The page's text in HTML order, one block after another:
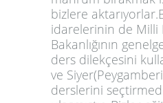
bizlere
idarelerinin de Milli
Bakanlığının
ders dilekçesini
ve
derslerini